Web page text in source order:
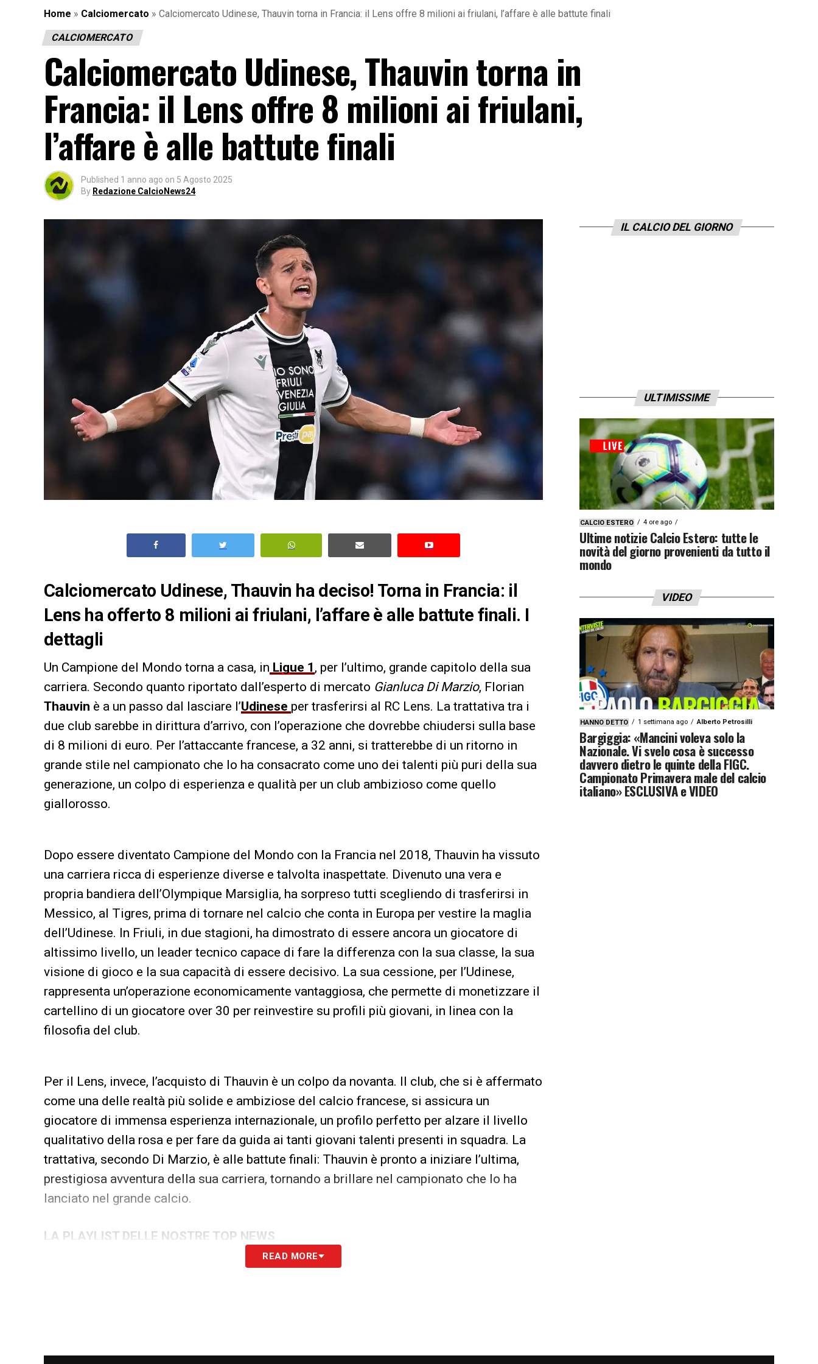
Home » Calciomercato » Calciomercato Udinese, Thauvin torna in Francia: il Lens offre 8 milioni ai friulani, l’affare è alle battute finali
CALCIOMERCATO
Calciomercato Udinese, Thauvin torna in
Francia: il Lens offre 8 milioni ai friulani,
l’affare è alle battute finali
Published 1 anno ago on 5 Agosto 2025
By Redazione CalcioNews24
Calciomercato Udinese, Thauvin ha deciso! Torna in Francia: il
Lens ha offerto 8 milioni ai friulani, l’affare è alle battute finali. I
dettagli
Un Campione del Mondo torna a casa, in Ligue 1 , per l’ultimo, grande capitolo della sua
carriera. Secondo quanto riportato dall’esperto di mercato Gianluca Di Marzio, Florian
Thauvin è a un passo dal lasciare l’Udinese per trasferirsi al RC Lens. La trattativa tra i
due club sarebbe in dirittura d’arrivo, con l’operazione che dovrebbe chiudersi sulla base
di 8 milioni di euro. Per l’attaccante francese, a 32 anni, si tratterebbe di un ritorno in
grande stile nel campionato che lo ha consacrato come uno dei talenti più puri della sua
generazione, un colpo di esperienza e qualità per un club ambizioso come quello
giallorosso.
Dopo essere diventato Campione del Mondo con la Francia nel 2018, Thauvin ha vissuto
una carriera ricca di esperienze diverse e talvolta inaspettate. Divenuto una vera e
propria bandiera dell’Olympique Marsiglia, ha sorpreso tutti scegliendo di trasferirsi in
Messico, al Tigres, prima di tornare nel calcio che conta in Europa per vestire la maglia
dell’Udinese. In Friuli, in due stagioni, ha dimostrato di essere ancora un giocatore di
altissimo livello, un leader tecnico capace di fare la differenza con la sua classe, la sua
visione di gioco e la sua capacità di essere decisivo. La sua cessione, per l’Udinese,
rappresenta un’operazione economicamente vantaggiosa, che permette di monetizzare il
cartellino di un giocatore over 30 per reinvestire su profili più giovani, in linea con la
filosofia del club.
Per il Lens, invece, l’acquisto di Thauvin è un colpo da novanta. Il club, che si è affermato
come una delle realtà più solide e ambiziose del calcio francese, si assicura un
giocatore di immensa esperienza internazionale, un profilo perfetto per alzare il livello
qualitativo della rosa e per fare da guida ai tanti giovani talenti presenti in squadra. La
trattativa, secondo Di Marzio, è alle battute finali: Thauvin è pronto a iniziare l’ultima,
prestigiosa avventura della sua carriera, tornando a brillare nel campionato che lo ha
lanciato nel grande calcio.
LA PLAYLIST DELLE NOSTRE TOP NEWS
READ MORE
IL CALCIO DEL GIORNO
ULTIMISSIME
CALCIO ESTERO 4 ore ago
Ultime notizie Calcio Estero: tutte le
novità del giorno provenienti da tutto il
mondo
VIDEO
HANNO DETTO 1 settimana ago Alberto Petrosilli
Bargiggia: «Mancini voleva solo la
Nazionale. Vi svelo cosa è successo
davvero dietro le quinte della FIGC.
Campionato Primavera male del calcio
italiano» ESCLUSIVA e VIDEO